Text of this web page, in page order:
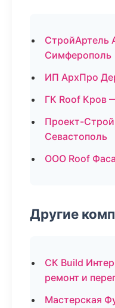
СтройАртель
Симферополь
ИП АрхПро
ГК Roof Кров
Проект-
Севастополь
ООО Roof
Другие
СК Build
ремонт и
Мастерская